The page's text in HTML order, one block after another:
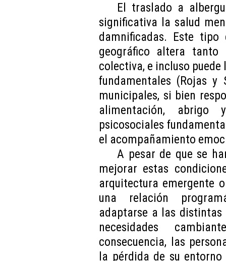
El traslado a
significativa la salud
damnificadas. Este
geográfico altera
colectiva, e incluso
fundamentales (Rojas y
municipales, si bien
alimentación, abrigo
psicosociales
el acompañamiento
A pesar de que se
mejorar estas
arquitectura emergente
una relación
adaptarse a las
necesidades
consecuencia, las
la pérdida de su